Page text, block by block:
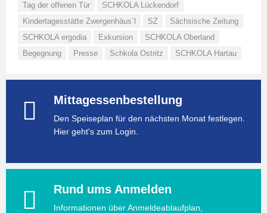
Tag der offenen Tür
SCHKOLA Lückendorf
Kindertagesstätte Zwergenhäus´l
SZ
Sächsische Zeitung
SCHKOLA ergodia
Exkursion
SCHKOLA Oberland
Begegnung
Presse Schkola Ostritz SCHKOLA Hartau
Mittagessenbestellung
Den Speiseplan für den nächsten Monat festlegen.
Hier geht's zum Login.
Rund ums Anmelden
Informationen über Anmeldeablaufplan,